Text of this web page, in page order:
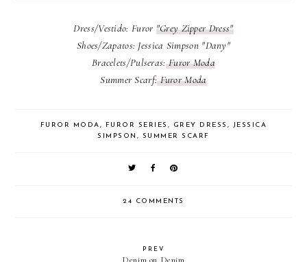
Dress/Vestido: Furor "Grey Zipper Dress"
Shoes/Zapatos: Jessica Simpson "Dany"
Bracelets/Pulseras:Furor Moda
Summer Scarf:Furor Moda
FUROR MODA, FUROR SERIES , GREY DRESS ,
JESSICA
SIMPSON , SUMMER SCARF
24 COMMENTS
PREV
Denim on Denim